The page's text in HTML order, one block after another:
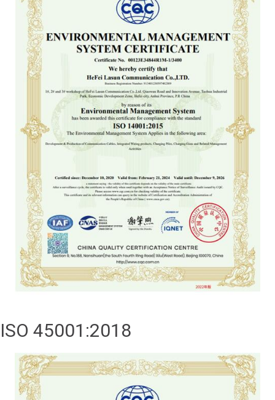
ISO 45001:2018